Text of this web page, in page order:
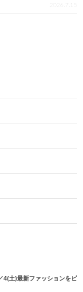
2026.7.15
4(土)最新ファッションをピ